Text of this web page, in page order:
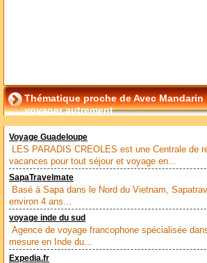
Thématique proche de Avec Mandarin
voyager autrement
Voyage Guadeloupe
LES PARADIS CREOLES est une Centrale de
vacances pour tout séjour et voyage en...
SapaTravelmate
Basé à Sapa dans le Nord du Vietnam,
environ 4 ans...
voyage inde du sud
Agence de voyage francophone spécialisée
mesure en Inde du...
Expedia.fr